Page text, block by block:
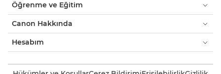
Öğrenme ve Eğitim
Canon Hakkında
Hesabım